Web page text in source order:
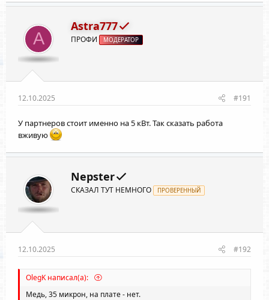
A
Astra777
ПРОФИ МОДЕРАТОР
12.10.2025 #191
У партнеров стоит именно на 5 кВт. Так сказать работа
вживую
Nepster
СКАЗАЛ ТУТ НЕМНОГО ПРОВЕРЕННЫЙ
12.10.2025 #192
OlegK написал(а):
Медь, 35 микрон, на плате - нет.